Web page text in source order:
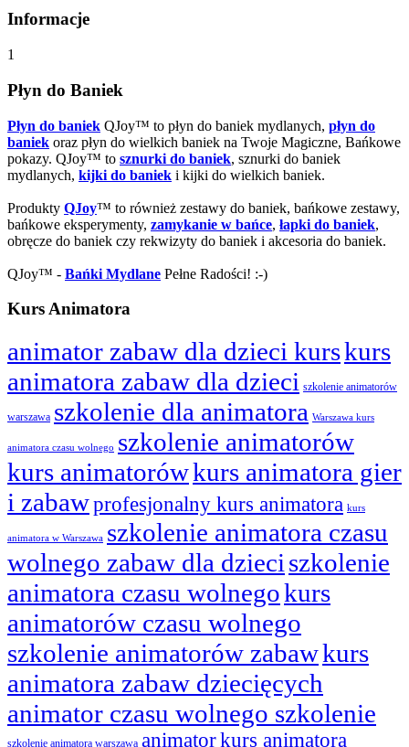
Informacje
1
Płyn do Baniek
Płyn do baniek QJoy™ to płyn do baniek mydlanych, płyn do
baniek oraz płyn do wielkich baniek na Twoje Magiczne, Bańkowe
pokazy. QJoy™ to sznurki do baniek, sznurki do baniek
mydlanych, kijki do baniek i kijki do wielkich baniek.
Produkty QJoy™ to również zestawy do baniek, bańkowe zestawy,
bańkowe eksperymenty, zamykanie w bańce, łapki do baniek,
obręcze do baniek czy rekwizyty do baniek i akcesoria do baniek.
QJoy™ - Bańki Mydlane Pełne Radości! :-)
Kurs Animatora
animator zabaw dla dzieci kurskurs
animatora zabaw dla dzieci szkolenie animatorów
warszawa szkolenie dla animatora Warszawa kurs
animatora czasu wolnego szkolenie animatorów
kurs animatorówkurs animatora gier
i zabawprofesjonalny kurs animatora kurs
animatora w Warszawa szkolenie animatora czasu
wolnego zabaw dla dzieci szkolenie
animatora czasu wolnegokurs
animatorów czasu wolnego
szkolenie animatorów zabawkurs
animatora zabaw dziecięcych
animator czasu wolnego szkolenie
szkolenie animatora warszawa animatorkurs animatora